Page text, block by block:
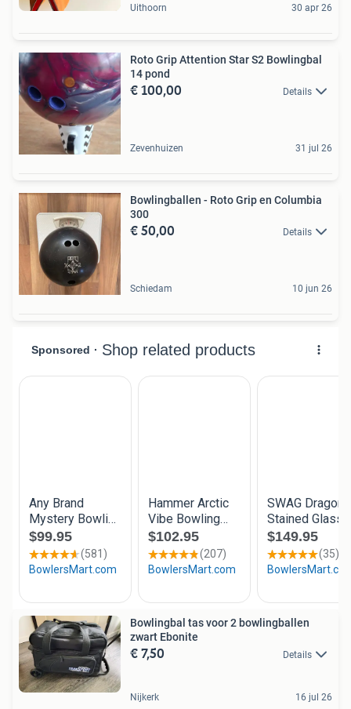
Uithoorn 30 apr 26
Roto Grip Attention Star S2 Bowlingbal
14 pond
€ 100,00 Details
Zevenhuizen 31 jul 26
Bowlingballen - Roto Grip en Columbia
300
€ 50,00 Details
Schiedam 10 jun 26
Bowlingbal tas voor 2 bowlingballen
zwart Ebonite
€ 7,50 Details
Nijkerk 16 jul 26